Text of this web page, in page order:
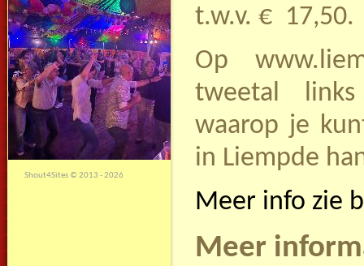
Shout4Sites ©2013 - 2026
t.w.v. €  17,50.
Op
tweetal
waarop je
in Liempde
Meer info zie
Meer